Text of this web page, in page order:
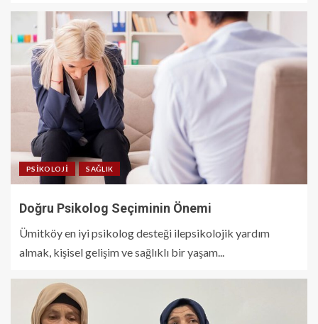
PSIKOLOJI SAĞLIK
Doğru Psikolog Seçiminin Önemi
Ümitköy en iyi psikolog desteği ilepsikolojik yardım
almak, kişisel gelişim ve sağlıklı bir yaşam...